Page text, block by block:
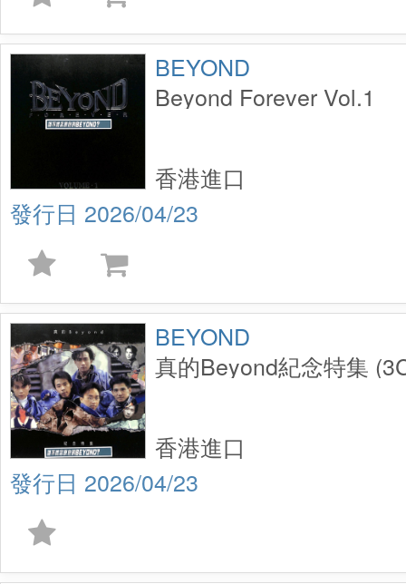
BEYOND
Beyond Forever Vol.1
2026/04/23
香港進口
BEYOND
真的Beyond紀念特集
2026/04/23
香港進口